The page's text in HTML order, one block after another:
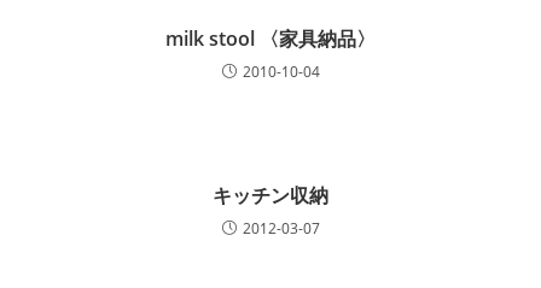
milk stool 〈家具納品〉
2010-10-04
キッチン収納
2012-03-07